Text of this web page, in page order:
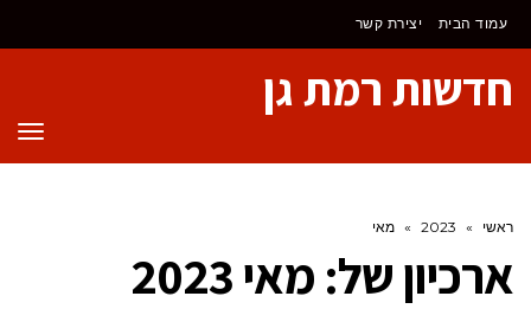
לתוכן
עמוד הבית יצירת קשר
חדשות רמת גן
ראשי »
2023
» מאי
ארכיון של: מאי 2023